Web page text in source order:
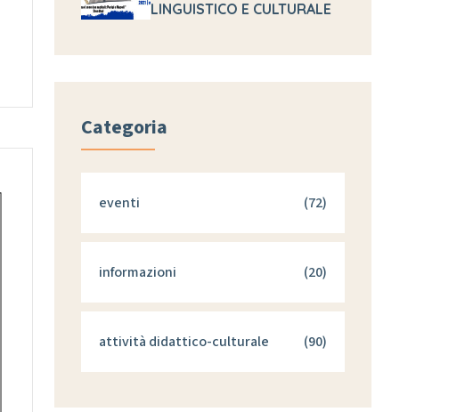
LINGUISTICO E CULTURALE
Categoria
eventi (72)
informazioni (20)
attività didattico-culturale (90)